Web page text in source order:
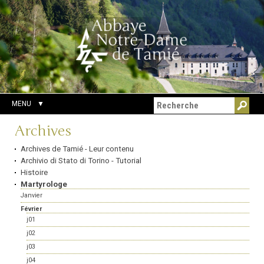
Aller
au
contenu.
|
Aller
à
la
navigation
Outils
personnels
Chercher par
Recherche
avancée…
MENU
Navigation
Archives
Archives de Tamié - Leur contenu
Archivio di Stato di Torino - Tutorial
Histoire
Martyrologe
Janvier
Février
j01
j02
j03
j04